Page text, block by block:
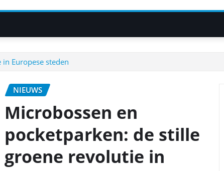
Europese steden
NIEUWS
Microbossen en
pocketparken: de stille
groene revolutie in